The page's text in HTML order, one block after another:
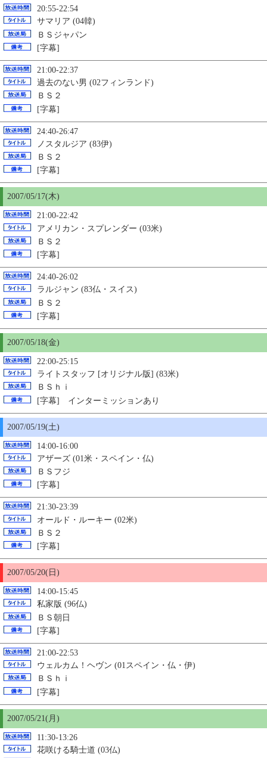
20:55-22:54
サマリア (04韓)
ＢＳジャパン
[字幕]
21:00-22:37
過去のない男 (02フィンランド)
ＢＳ２
[字幕]
24:40-26:47
ノスタルジア (83伊)
ＢＳ２
[字幕]
2007/05/17(木)
21:00-22:42
アメリカン・スプレンダー (03米)
ＢＳ２
[字幕]
24:40-26:02
ラルジャン (83仏・スイス)
ＢＳ２
[字幕]
2007/05/18(金)
22:00-25:15
ライトスタッフ [オリジナル版] (83米)
ＢＳｈｉ
[字幕] インターミッションあり
2007/05/19(土)
14:00-16:00
アザーズ (01米・スペイン・仏)
ＢＳフジ
[字幕]
21:30-23:39
オールド・ルーキー (02米)
ＢＳ２
[字幕]
2007/05/20(日)
14:00-15:45
私家版 (96仏)
ＢＳ朝日
[字幕]
21:00-22:53
ウェルカム！ヘヴン (01スペイン・仏・伊)
ＢＳｈｉ
[字幕]
2007/05/21(月)
11:30-13:26
花咲ける騎士道 (03仏)